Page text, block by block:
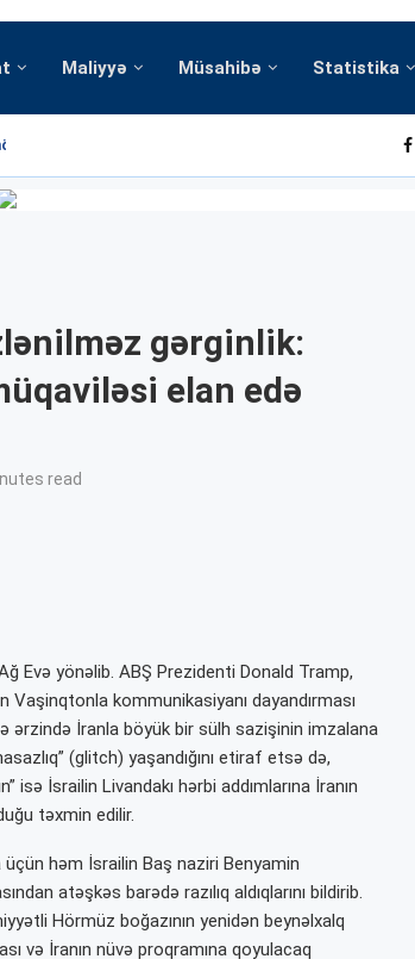
Maliyyə Müsahibə Statistika
dəfə...
gərginlik:
elan edə
read
Evə yönəlib. ABŞ Prezidenti Donald Tramp,
Vaşinqtonla kommunikasiyanı dayandırması
ərzində İranla böyük bir sülh sazişinin imzalana
(glitch) yaşandığını etiraf etsə də,
isə İsrailin Livandakı hərbi addımlarına İranın
təxmin edilir.
həm İsrailin Baş naziri Benyamin
atəşkəs barədə razılıq aldıqlarını bildirib.
Hörmüz boğazının yenidən beynəlxalq
və İranın nüvə proqramına qoyulacaq